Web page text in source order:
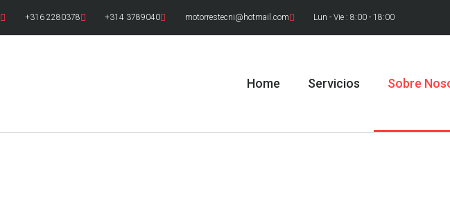
+316 2280378 +314 3789040 motorrestecni@hotmail.com Lun - Vie : 8:00 - 18:00
Home Servicios Sobre